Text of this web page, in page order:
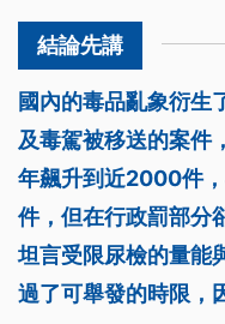
國內的毒品亂象衍生
及毒駕被移送的案
年飆升到近2000件
件，但在行政罰部分
坦言受限尿檢的量能
過了可舉發的時限，